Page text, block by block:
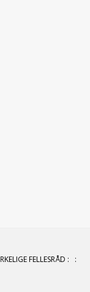
FELLESRÅD : :